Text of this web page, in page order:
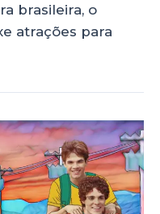
brasileira, o
atrações para